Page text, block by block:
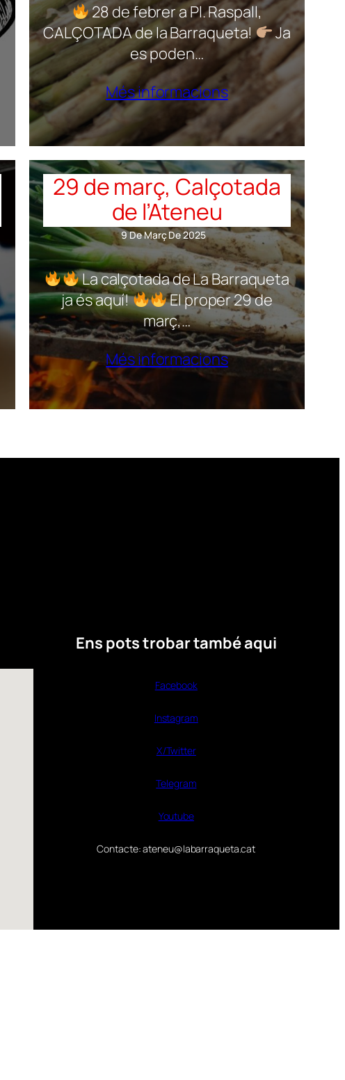
28 de febrer a Pl. Raspall,
CALÇOTADA de la Barraqueta!
Ja
es poden…
Més informacions
29 de març, Calçotada
de l’Ateneu
9 De Març De 2025
La calçotada de La Barraqueta
ja és aquí!
El proper 29 de
març,…
Més informacions
Ens pots trobar també aqui
Facebook
Instagram
X/Twitter
Telegram
Youtube
Contacte: ateneu@labarraqueta.cat